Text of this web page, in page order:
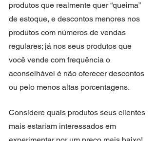
produtos que realmente quer “queima”
de estoque, e descontos menores nos
produtos com números de vendas
regulares; já nos seus produtos que
você vende com frequência o
aconselhável é não oferecer descontos
ou pelo menos altas porcentagens.
Considere quais produtos seus clientes
mais estariam interessados em